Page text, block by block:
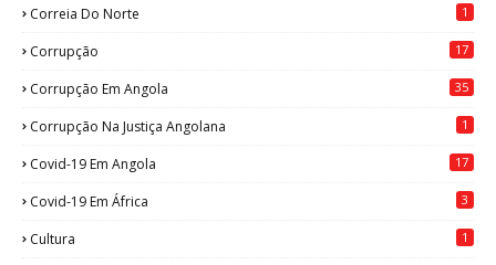
Correia Do Norte 1
Corrupção 17
Corrupção Em Angola 35
Corrupção Na Justiça Angolana 1
Covid-19 Em Angola 17
Covid-19 Em África 3
Cultura 1